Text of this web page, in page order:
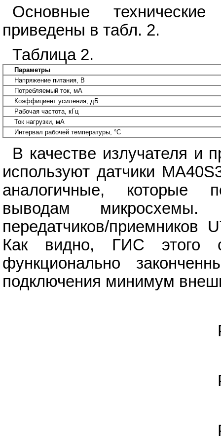
Основные
приведены в табл. 2.
Таблица 2.
Параметры
Напряжение питания, В
Потребляемый ток, мА
Коэффициент усиления, дБ
Рабочая частота, кГц
Ток нагрузки, мА
Интервал рабочей температуры, °С
В качестве излучателя и
используют датчики
аналогичные, которые
выводам
передатчиков/приемников
Как видно, ГИС этого
функционально
подключения минимум